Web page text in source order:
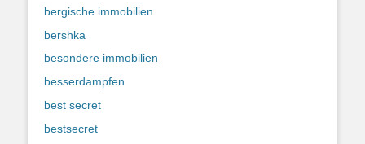
bergische immobilien
bershka
besondere immobilien
besserdampfen
best secret
bestsecret